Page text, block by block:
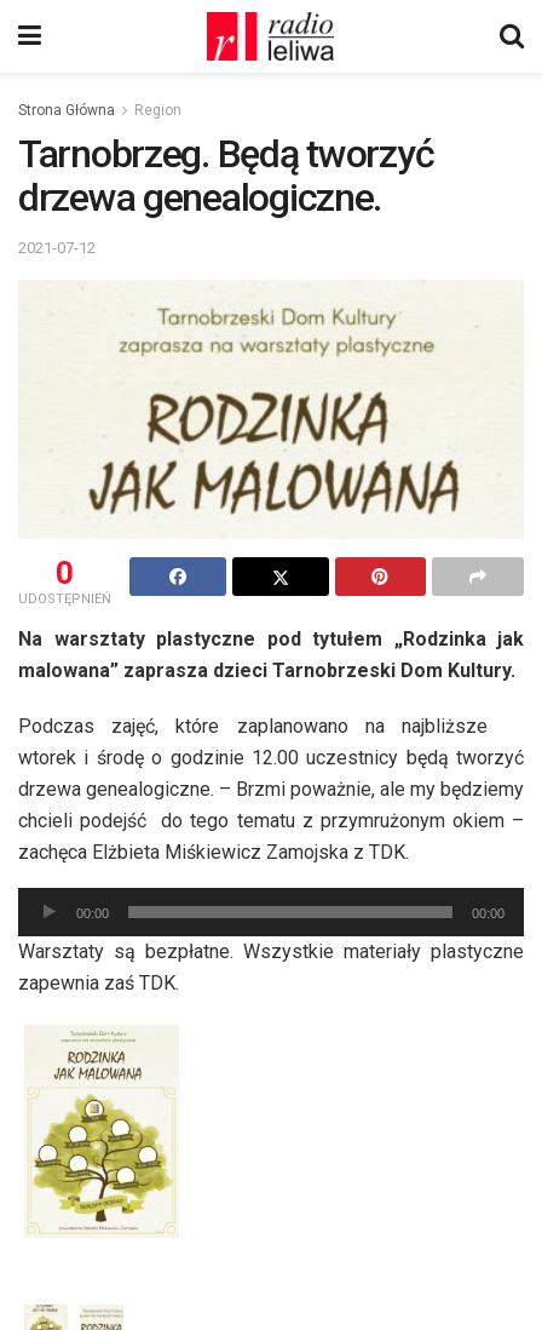
Strona Główna Region
Tarnobrzeg. Będą tworzyć
drzewa genealogiczne.
2021-07-12
0
UDOSTĘPNIEŃ
Na warsztaty plastyczne pod tytułem „Rodzinka jak
malowana” zaprasza dzieci Tarnobrzeski Dom Kultury.
Podczas zajęć, które zaplanowano na najbliższe
wtorek i środę o godzinie 12.00 uczestnicy będą tworzyć
drzewa genealogiczne. – Brzmi poważnie, ale my będziemy
chcieli podejść do tego tematu z przymrużonym okiem –
zachęca Elżbieta Miśkiewicz Zamojska z TDK.
Odtwarzacz
plików
dźwiękowych
00:00 00:00
Warsztaty są bezpłatne. Wszystkie materiały plastyczne
zapewnia zaś TDK.